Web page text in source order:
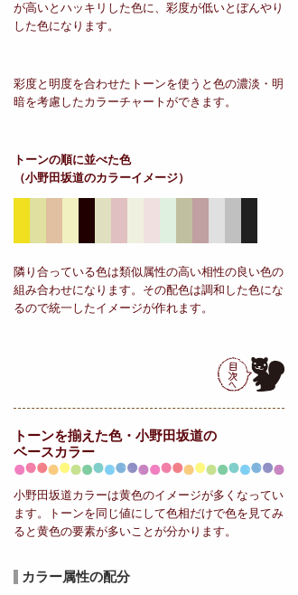
が高いとハッキリした色に、彩度が低いとぼんやり
した色になります。
彩度と明度を合わせたトーンを使うと色の濃淡・明
暗を考慮したカラーチャートができます。
トーンの順に並べた色
（小野田坂道のカラーイメージ）
隣り合っている色は類似属性の高い相性の良い色の
組み合わせになります。その配色は調和した色にな
るので統一したイメージが作れます。
トーンを揃えた色・小野田坂道の
ベースカラー
小野田坂道カラーは黄色のイメージが多くなってい
ます。トーンを同じ値にして色相だけで色を見てみ
ると黄色の要素が多いことが分かります。
カラー属性の配分